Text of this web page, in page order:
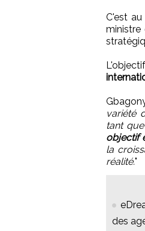
C'est
ministre
variété
tant
objectif
la
réalité."
des